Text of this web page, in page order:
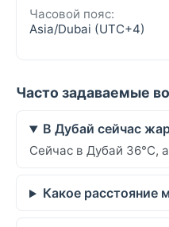
Часовой пояс:
Asia/Dubai (UTC+4)
Часто задаваемые
В Дубай сейчас
Сейчас в Дубай 36°C,
Какое расстояние